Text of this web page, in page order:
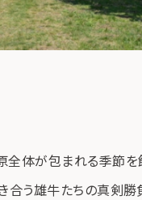
体が包まれる季節を
合う雄牛たちの真剣